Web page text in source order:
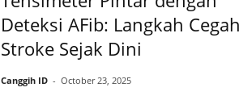
Deteksi AFib: Langkah Cegah
Stroke Sejak Dini
Canggih ID - October 23, 2025